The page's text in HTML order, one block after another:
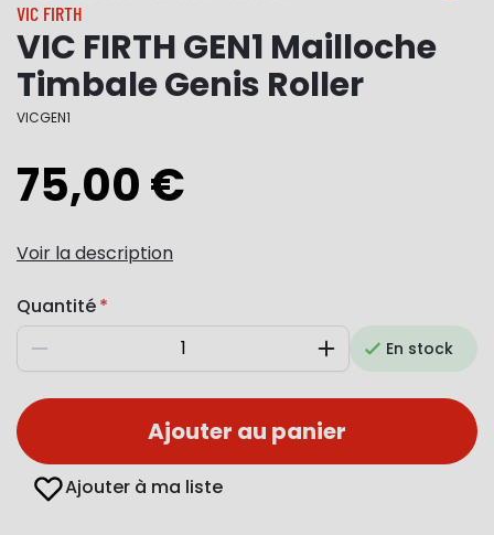
VIC FIRTH
VIC FIRTH GEN1 Mailloche
Timbale Genis Roller
VICGEN1
75,00 €
Voir la description
Quantité
Diminuer AugmenterEn stock
Ajouter au panier
Ajouter à ma liste